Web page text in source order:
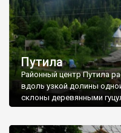
Путила
Районный центр Путила
вдоль узкой долины
склоны деревянными
современными